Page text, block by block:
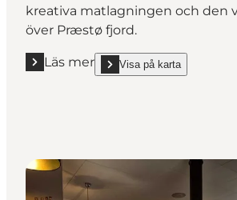
kreativa matlagningen och den
över Præstø fjord.
Läs mer
Läs mer "Frederiksminde *"
Visa på karta
show Frederiksminde *